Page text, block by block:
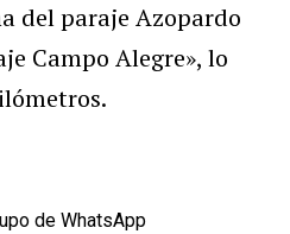
del paraje Azopardo
Campo Alegre», lo
de WhatsApp